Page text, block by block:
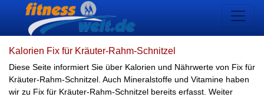
Kalorien Fix für Kräuter-Rahm-Schnitzel
Diese Seite informiert Sie über Kalorien und Nährwerte von Fix für
Kräuter-Rahm-Schnitzel. Auch Mineralstoffe und Vitamine haben
wir zu Fix für Kräuter-Rahm-Schnitzel bereits erfasst. Weiter